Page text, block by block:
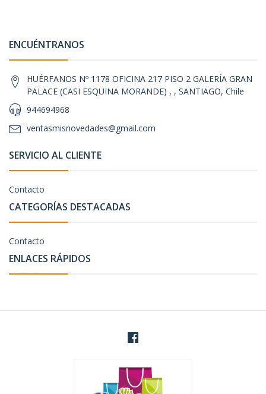
ENCUÉNTRANOS
HUÉRFANOS Nº 1178 OFICINA 217 PISO 2 GALERÍA GRAN
PALACE (CASI ESQUINA MORANDE) , , SANTIAGO, Chile
944694968
ventasmisnovedades@gmail.com
SERVICIO AL CLIENTE
Contacto
CATEGORÍAS DESTACADAS
Contacto
ENLACES RÁPIDOS